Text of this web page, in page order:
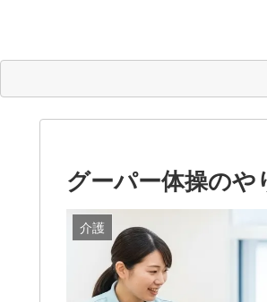
グーパー体操のや
介護